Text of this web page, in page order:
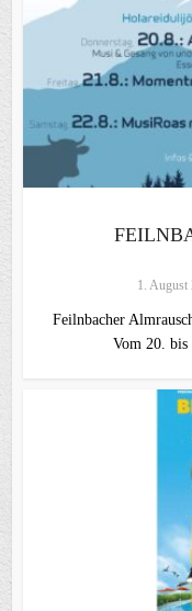
1. August
Feilnbacher
Vom 20. bis